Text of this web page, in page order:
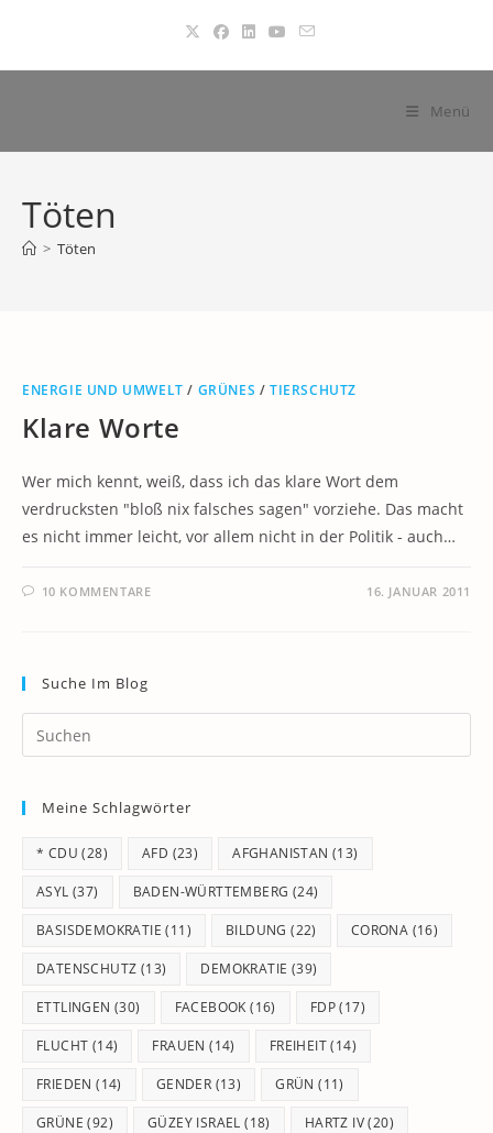
springen
Menü
Töten
> Töten
ENERGIE UND UMWELT / GRÜNES /TIERSCHUTZ
Klare Worte
Wer mich kennt, weiß, dass ich das klare Wort dem
verdrucksten "bloß nix falsches sagen" vorziehe. Das macht
es nicht immer leicht, vor allem nicht in der Politik - auch…
10 KOMMENTARE 16. JANUAR 2011
Suche Im Blog
Meine Schlagwörter
* CDU (28) AFD (23) AFGHANISTAN (13)
ASYL (37) BADEN-WÜRTTEMBERG (24)
BASISDEMOKRATIE (11) BILDUNG (22) CORONA (16)
DATENSCHUTZ (13) DEMOKRATIE (39)
ETTLINGEN (30) FACEBOOK (16) FDP(17)
FLUCHT (14) FRAUEN (14) FREIHEIT(14)
FRIEDEN (14) GENDER (13) GRÜN (11)
GRÜNE (92) GÜZEY ISRAEL (18) HARTZ IV(20)